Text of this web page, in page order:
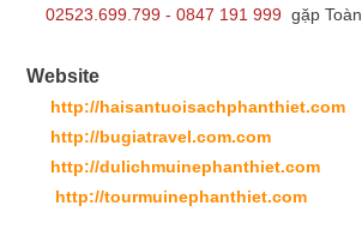
02523.699.799 - 0847 191 999gặp Toàn
Website
http://haisantuoisachphanthiet.com
http://bugiatravel.com.com
http://dulichmuinephanthiet.com
http://tourmuinephanthiet.com